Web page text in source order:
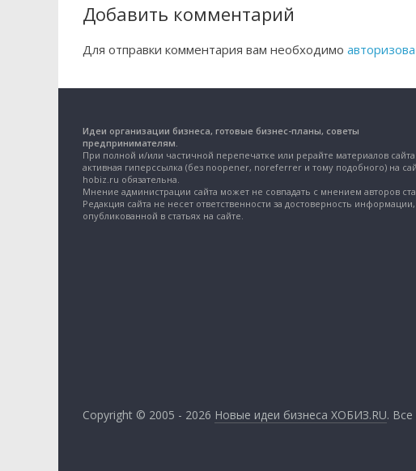
Добавить комментарий
Для отправки комментария вам необходимо
Идеи организации бизнеса, готовые бизнес-планы, советы
предпринимателям.
При полной и/или частичной перепечатке или рерайте материалов сайта
активная гиперссылка (без noopener, noreferrer и тому подобного) на
hobiz.ru обязательна.
Мнение администрации сайта может не совпадать с мнением авторов
Редакция сайта не несет ответственности за достоверность информации,
опубликованной в статьях на сайте.
Copyright © 2005 - 2026 Новые идеи бизнеса ХОБИЗ.RU.